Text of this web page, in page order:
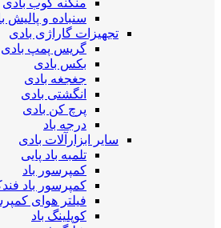
منگنه کوب بادی
سنباده و پالیش
تجهیزات گاراژی بادی
گریس پمپ بادی
بکس بادی
جغجغه بادی
انگشتی بادی
پرچ کن بادی
درجه باد
سایر ابزارآلات بادی
تلمبه باد پایی
کمپرسور باد
کمپرسور باد
فیلتر هوای
کوپلینگ باد